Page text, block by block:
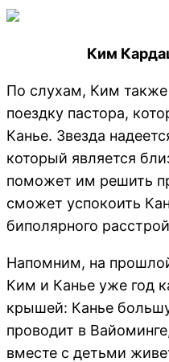
Ким
По слухам, Ким
поездку пастора,
Канье. Звезда
который является
поможет им решить
сможет успокоить
биполярного
Напомним, на
Ким и Канье уже год
крышей: Канье
проводит в
вместе с детьми